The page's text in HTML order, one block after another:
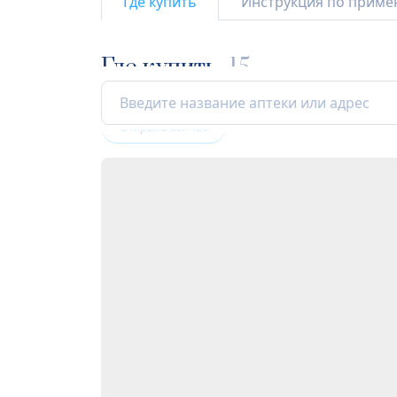
Где купить 15
Открыта сейчас